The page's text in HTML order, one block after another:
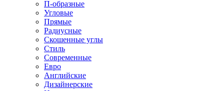
П-образные
Угловые
Прямые
Радиусные
Скошенные углы
Стиль
Современные
Евро
Английские
Дизайнерские